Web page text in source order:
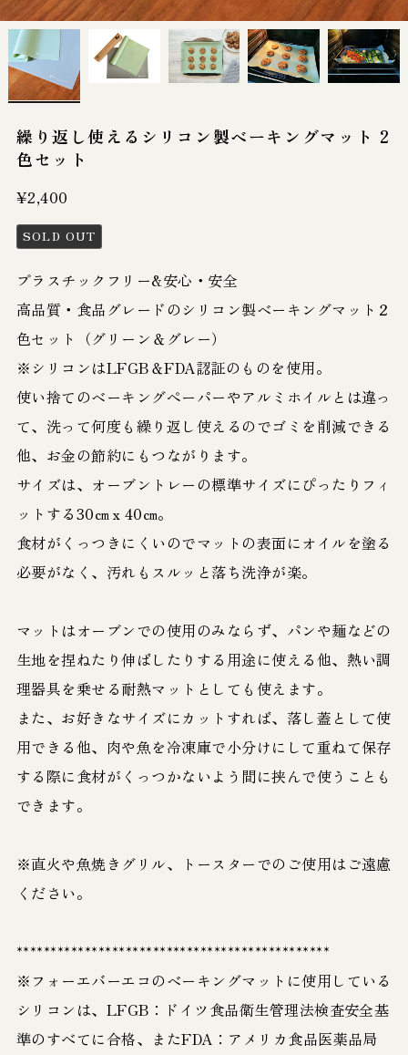
繰り返し使えるシリコン製ベーキングマット 2
色セット
¥2,400
SOLD OUT
プラスチックフリー&安心・安全
高品質・食品グレードのシリコン製ベーキングマット２
色セット（グリーン＆グレー）
※シリコンはLFGB＆FDA認証のものを使用。
使い捨てのベーキングぺーパーやアルミホイルとは違っ
て、洗って何度も繰り返し使えるのでゴミを削減できる
他、お金の節約にもつながります。
サイズは、オーブントレーの標準サイズにぴったりフィ
ットする30㎝ｘ40㎝。
食材がくっつきにくいのでマットの表面にオイルを塗る
必要がなく、汚れもスルッと落ち洗浄が楽。
マットはオーブンでの使用のみならず、パンや麺などの
生地を捏ねたり伸ばしたりする用途に使える他、熱い調
理器具を乗せる耐熱マットとしても使えます。
また、お好きなサイズにカットすれば、落し蓋として使
用できる他、肉や魚を冷凍庫で小分けにして重ねて保存
する際に食材がくっつかないよう間に挟んで使うことも
できます。
※直火や魚焼きグリル、トースターでのご使用はご遠慮
ください。
**********************************************
※フォーエバーエコのベーキングマットに使用している
シリコンは、LFGB：ドイツ食品衛生管理法検査安全基
準のすべてに合格、またFDA：アメリカ食品医薬品局